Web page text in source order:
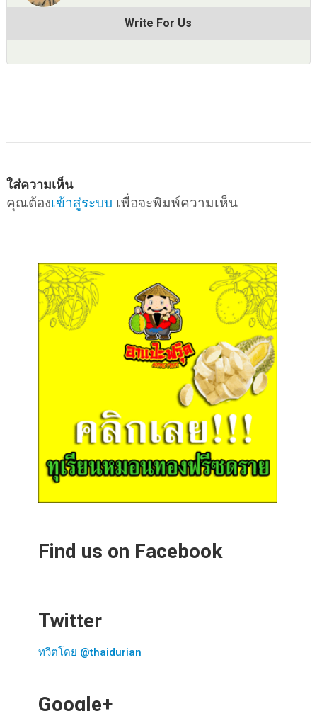
Write For Us
ใส่ความเห็น
คุณต้องเข้าสู่ระบบ เพื่อจะพิมพ์ความเห็น
Find us on Facebook
Twitter
ทวีตโดย @thaidurian
Google+